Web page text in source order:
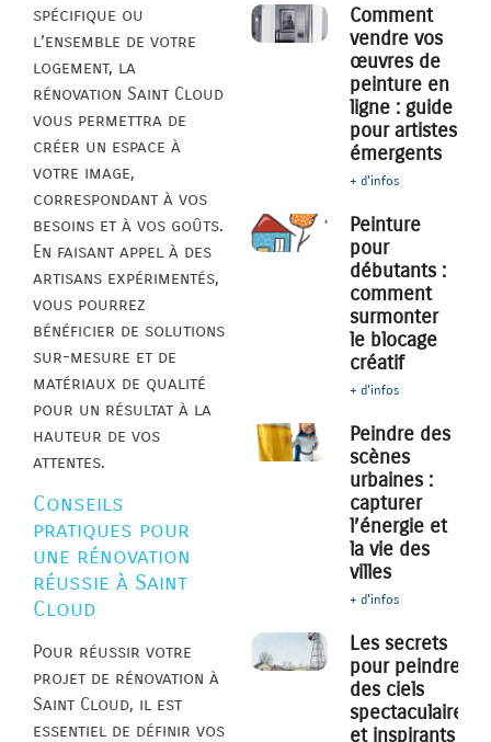
spécifique ou
l’ensemble de votre
logement, la
rénovation Saint Cloud
vous permettra de
créer un espace à
votre image,
correspondant à vos
besoins et à vos goûts.
En faisant appel à des
artisans expérimentés,
vous pourrez
bénéficier de solutions
sur-mesure et de
matériaux de qualité
pour un résultat à la
hauteur de vos
attentes.
Conseils
pratiques pour
une rénovation
réussie à Saint
Cloud
Pour réussir votre
projet de rénovation à
Saint Cloud, il est
essentiel de définir vos
Comment
vendre vos
œuvres de
peinture en
ligne : guide
pour artistes
émergents
+ d'infos
Peinture
pour
débutants :
comment
surmonter
le blocage
créatif
+ d'infos
Peindre des
scènes
urbaines :
capturer
l’énergie et
la vie des
villes
+ d'infos
Les secrets
pour peindre
des ciels
spectaculaires
et inspirants